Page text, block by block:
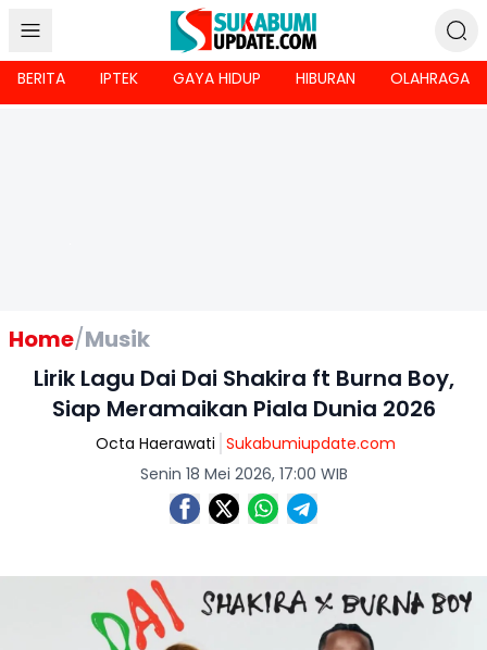
BERITA IPTEK GAYA HIDUP HIBURAN OLAHRAGA
Home/Musik
Lirik Lagu Dai Dai Shakira ft Burna Boy,
Siap Meramaikan Piala Dunia 2026
Octa Haerawati Sukabumiupdate.com
Senin 18 Mei 2026, 17:00 WIB